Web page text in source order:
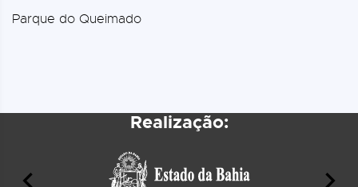
Parque do Queimado
Realização: